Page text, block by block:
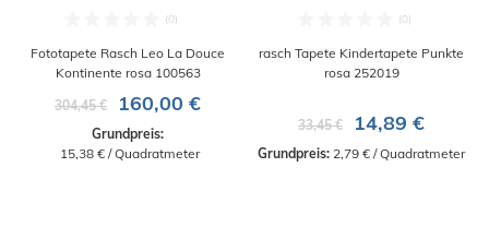
Fototapete Rasch Leo La Douce
Kontinente rosa 100563
304,45 €
160,00 €
Grundpreis:
15,38 € / Quadratmeter
rasch Tapete Kindertapete Punkte
rosa 252019
33,45 € 14,89 €
Grundpreis: 2,79 € / Quadratmeter